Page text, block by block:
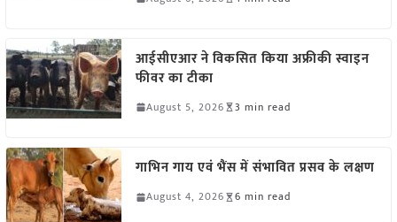
आईसीएआर ने विकसित किया अफ्रीकी स्वाइन
फीवर का टीका
August 5, 2026 3 min read
गाभिन गाय एवं भैंस में संभावित प्रसव के लक्षण
August 4, 2026 6 min read